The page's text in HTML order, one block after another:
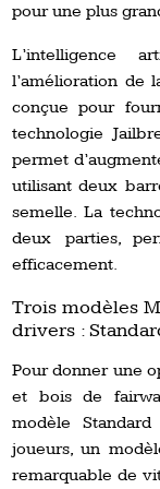
pour une plus
L’intelligence
l’amélioration de
conçue pour
technologie
permet
utilisant deux
semelle. La
deux parties,
efficacement.
Trois modèles
drivers :
Pour donner une
et bois de
modèle
joueurs, un
remarquable de